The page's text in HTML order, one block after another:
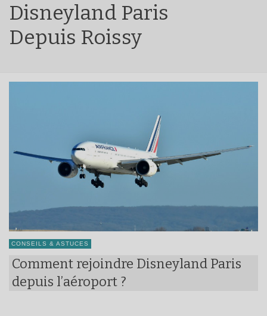
Disneyland Paris
Depuis Roissy
CONSEILS & ASTUCES
Comment rejoindre Disneyland Paris
depuis l’aéroport ?